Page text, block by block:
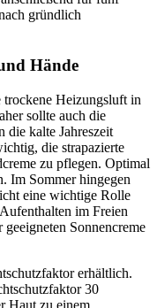
gründlich
Hände
Heizungsluft in
sollte auch die
die kalte Jahreszeit
die strapazierte
zu pflegen. Optimal
Im Sommer hingegen
eine wichtige Rolle
im Freien
Sonnencreme
erhältlich.
30
Haut zu einem